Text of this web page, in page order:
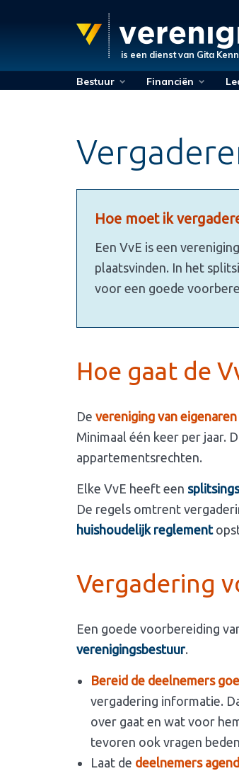
is een dienst van Gita
Bestuur Financiën
Hoe moet ik
Een VvE is een
plaatsvinden. In het
voor een goede
Hoe gaat de
De vereniging van eigenaren
Minimaal één keer per jaar.
appartementsrechten.
Elke VvE heeft een
De regels omtrent
huishoudelijk reglement
Vergadering
Een goede voorbereiding
verenigingsbestuur.
Bereid de deelnemers
vergadering informatie.
over gaat en wat voor
tevoren ook vragen
Laat de deelnemers